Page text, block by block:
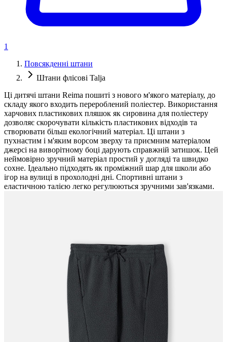
1
Повсякденні штани
Штани флісові Talja
Ці дитячі штани Reima пошиті з нового м'якого матеріалу, до
складу якого входить перероблений поліестер. Використання
харчових пластикових пляшок як сировина для поліестеру
дозволяє скорочувати кількість пластикових відходів та
створювати більш екологічний матеріал. Ці штани з
пухнастим і м'яким ворсом зверху та приємним матеріалом
джерсі на виворітному боці дарують справжній затишок. Цей
неймовірно зручний матеріал простий у догляді та швидко
сохне. Ідеально підходять як проміжний шар для школи або
ігор на вулиці в прохолодні дні. Спортивні штани з
еластичною талією легко регулюються зручними зав'язками.